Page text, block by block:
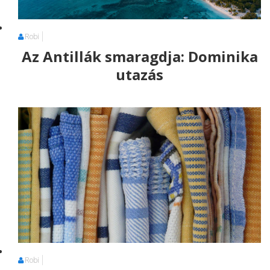
Robi
Az Antillák smaragdja: Dominika
utazás
Robi